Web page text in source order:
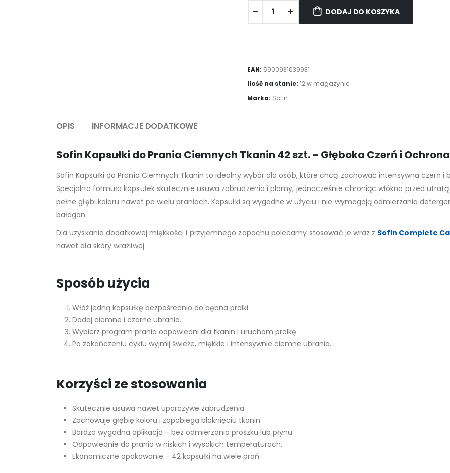
DODAJ DO KOSZYKA
EAN: 5900931039931
Ilość na stanie: 12 w magazynie
Marka: Sofin
OPIS INFORMACJE DODATKOWE
Sofin Kapsułki do Prania Ciemnych Tkanin 42 szt. – Głęboka Czerń i
Sofin Kapsułki do Prania Ciemnych Tkanin to idealny wybór dla osób, które chcą zachować intensywną czerń i
Specjalna formuła kapsułek skutecznie usuwa zabrudzenia i plamy, jednocześnie chroniąc włókna przed
pełne głębi koloru nawet po wielu praniach. Kapsułki są wygodne w użyciu i nie wymagają odmierzania
bałagan.
Dla uzyskania dodatkowej miękkości i przyjemnego zapachu polecamy stosować je wraz z Sofin Complete
nawet dla skóry wrażliwej.
Sposób użycia
Włóż jedną kapsułkę bezpośrednio do bębna pralki.
Dodaj ciemne i czarne ubrania.
Wybierz program prania odpowiedni dla tkanin i uruchom pralkę.
Po zakończeniu cyklu wyjmij świeże, miękkie i intensywnie ciemne ubrania.
Korzyści ze stosowania
Skutecznie usuwa nawet uporczywe zabrudzenia.
Zachowuje głębię koloru i zapobiega blaknięciu tkanin.
Bardzo wygodna aplikacja – bez odmierzania proszku lub płynu.
Odpowiednie do prania w niskich i wysokich temperaturach.
Ekonomiczne opakowanie – 42 kapsułki na wiele prań.